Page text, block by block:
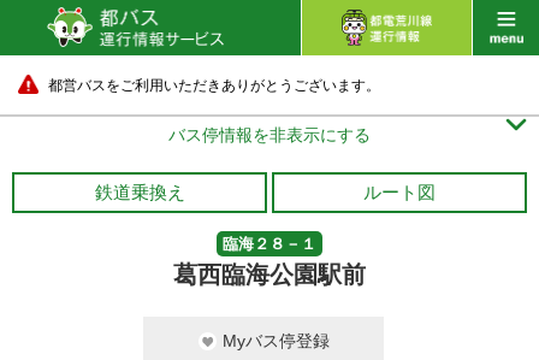
都営バスをご利用いただきありがとうございます。
バス停情報を非表示にする 
鉄道乗換え ルート図
臨海２８－１
葛西臨海公園駅前
Myバス停登録